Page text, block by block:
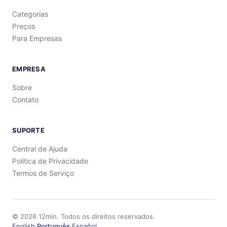
Categorias
Preços
Para Empresas
EMPRESA
Sobre
Contato
SUPORTE
Central de Ajuda
Política de Privacidade
Termos de Serviço
© 2026 12min. Todos os direitos reservados.